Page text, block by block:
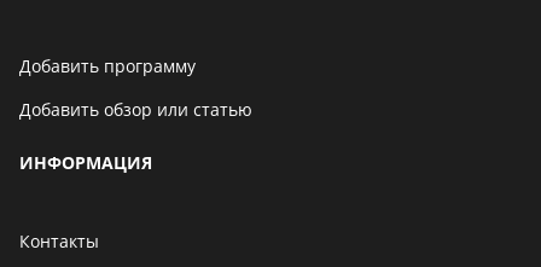
Добавить программу
Добавить обзор или статью
ИНФОРМАЦИЯ
Контакты